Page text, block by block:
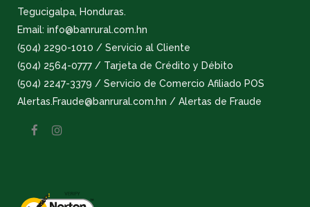
Tegucigalpa, Honduras.
Email: info@banrural.com.hn
(504) 2290-1010 / Servicio al Cliente
(504) 2564-0777 / Tarjeta de Crédito y Débito
(504) 2247-3379 / Servicio de Comercio Afiliado POS
Alertas.Fraude@banrural.com.hn / Alertas de Fraude